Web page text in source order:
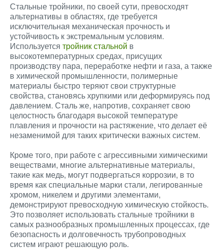
Стальные тройники, по своей сути, превосходят
альтернативы в областях, где требуется
исключительная механическая прочность и
устойчивость к экстремальным условиям.
Используется тройник стальной в
высокотемпературных средах, присущих
производству пара, переработке нефти и газа, а также
в химической промышленности, полимерные
материалы быстро теряют свои структурные
свойства, становясь хрупкими или деформируясь под
давлением. Сталь же, напротив, сохраняет свою
целостность благодаря высокой температуре
плавления и прочности на растяжение, что делает её
незаменимой для таких критически важных систем.
Кроме того, при работе с агрессивными химическими
веществами, многие альтернативные материалы,
такие как медь, могут подвергаться коррозии, в то
время как специальные марки стали, легированные
хромом, никелем и другими элементами,
демонстрируют превосходную химическую стойкость.
Это позволяет использовать стальные тройники в
самых разнообразных промышленных процессах, где
безопасность и долговечность трубопроводных
систем играют решающую роль.